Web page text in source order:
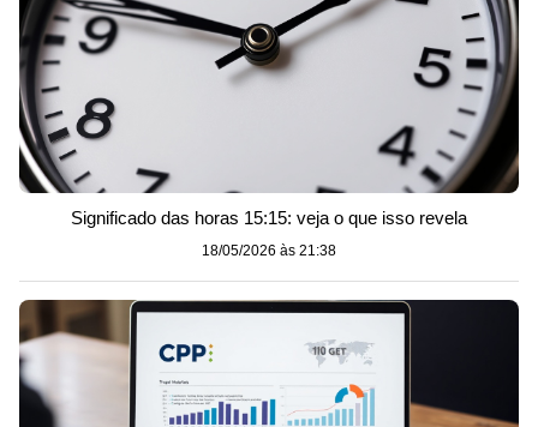
Significado das horas 15:15: veja o que isso revela
18/05/2026 às 21:38